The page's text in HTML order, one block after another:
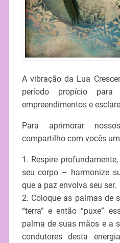
A vibração da Lua
período propício
empreendimentos e
Para aprimorar
compartilho com vocês
1. Respire
seu corpo – harmonize
que a paz envolva seu ser.
2. Coloque as palmas de
“terra” e então “puxe”
palma de suas mãos e a
condutores desta